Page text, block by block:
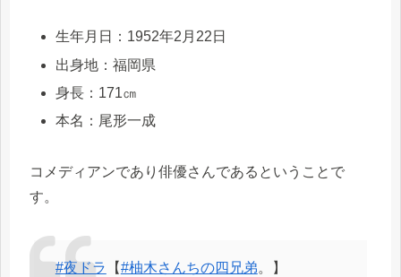
生年月日：1952年2月22日
出身地：福岡県
身長：171㎝
本名：尾形一成
コメディアンであり俳優さんであるということで
す。
#夜ドラ 【#柚木さんちの四兄弟。】